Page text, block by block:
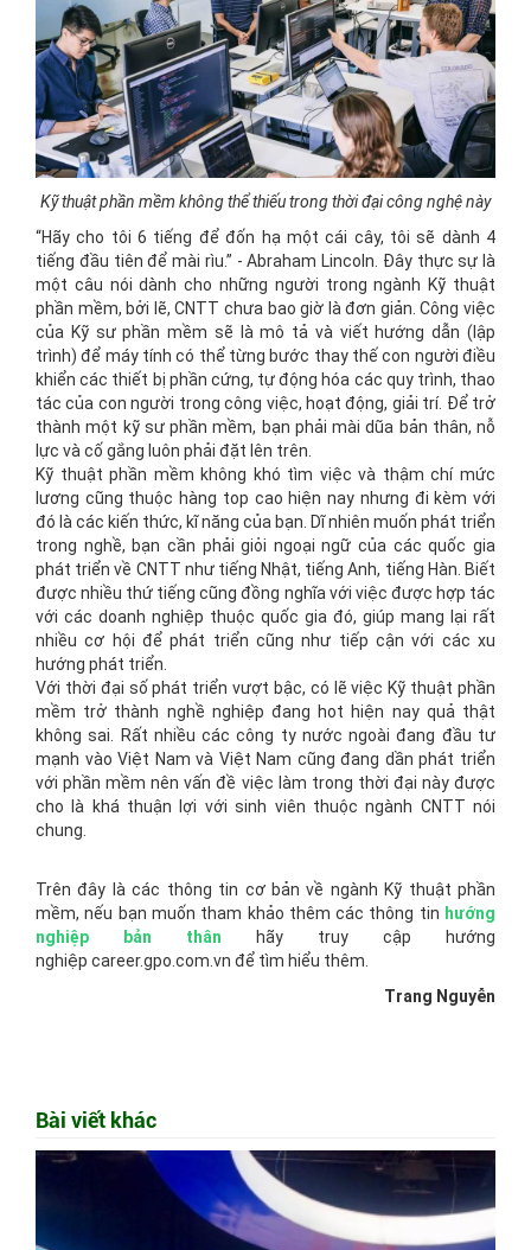
Kỹ thuật phần mềm không thể thiếu trong thời đại công nghệ này
“Hãy cho tôi 6 tiếng để đốn hạ một cái cây, tôi sẽ dành 4
tiếng đầu tiên để mài rìu.” - Abraham Lincoln. Đây thực sự là
một câu nói dành cho những người trong ngành Kỹ thuật
phần mềm, bởi lẽ, CNTT chưa bao giờ là đơn giản. Công việc
của Kỹ sư phần mềm sẽ là mô tả và viết hướng dẫn (lập
trình) để máy tính có thể từng bước thay thế con người điều
khiển các thiết bị phần cứng, tự động hóa các quy trình, thao
tác của con người trong công việc, hoạt động, giải trí. Để trở
thành một kỹ sư phần mềm, bạn phải mài dũa bản thân, nỗ
lực và cố gắng luôn phải đặt lên trên.
Kỹ thuật phần mềm không khó tìm việc và thậm chí mức
lương cũng thuộc hàng top cao hiện nay nhưng đi kèm với
đó là các kiến thức, kĩ năng của bạn. Dĩ nhiên muốn phát triển
trong nghề, bạn cần phải giỏi ngoại ngữ của các quốc gia
phát triển về CNTT như tiếng Nhật, tiếng Anh, tiếng Hàn. Biết
được nhiều thứ tiếng cũng đồng nghĩa với việc được hợp tác
với các doanh nghiệp thuộc quốc gia đó, giúp mang lại rất
nhiều cơ hội để phát triển cũng như tiếp cận với các xu
hướng phát triển.
Với thời đại số phát triển vượt bậc, có lẽ việc Kỹ thuật phần
mềm trở thành nghề nghiệp đang hot hiện nay quả thật
không sai. Rất nhiều các công ty nước ngoài đang đầu tư
mạnh vào Việt Nam và Việt Nam cũng đang dần phát triển
với phần mềm nên vấn đề việc làm trong thời đại này được
cho là khá thuận lợi với sinh viên thuộc ngành CNTT nói
chung.
Trên đây là các thông tin cơ bản về ngành Kỹ thuật phần
mềm, nếu bạn muốn tham khảo thêm các thông tin hướng
nghiệp bản thân hãy truy cập hướng
nghiệp career.gpo.com.vn để tìm hiểu thêm.
Trang Nguyễn
Bài viết khác